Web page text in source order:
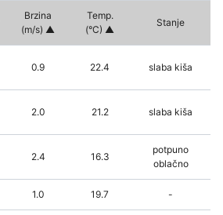
Brzina
(m/s)
Temp.
(°C)
Stanje
0.9 22.4 slaba kiša
2.0 21.2 slaba kiša
2.4 16.3
potpuno
oblačno
1.0 19.7 -